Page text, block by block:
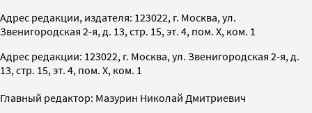
Адрес редакции, издателя: 123022, г. Москва, ул.
Звенигородская 2-я, д. 13, стр. 15, эт. 4, пом. X, ком. 1
Адрес редакции: 123022, г. Москва, ул. Звенигородская 2-я, д.
13, стр. 15, эт. 4, пом. X, ком. 1
Главный редактор: Мазурин Николай Дмитриевич